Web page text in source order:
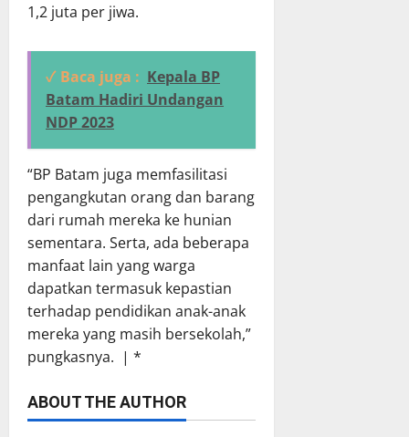
1,2 juta per jiwa.
✓ Baca juga : Kepala BP
Batam Hadiri Undangan
NDP 2023
“BP Batam juga memfasilitasi
pengangkutan orang dan barang
dari rumah mereka ke hunian
sementara. Serta, ada beberapa
manfaat lain yang warga
dapatkan termasuk kepastian
terhadap pendidikan anak-anak
mereka yang masih bersekolah,”
pungkasnya. | *
ABOUT THE AUTHOR